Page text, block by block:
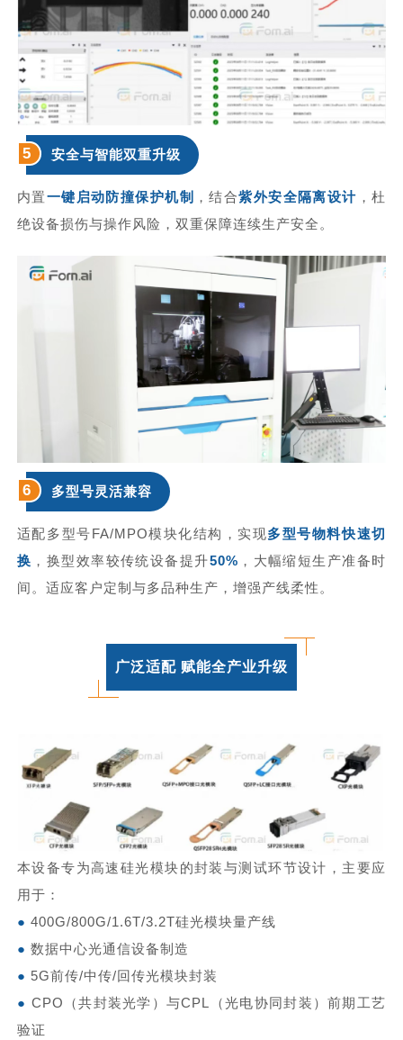
5 安全与智能双重升级
内置一键启动防撞保护机制 ，结合紫外安全隔离设计 ，杜
绝设备损伤与操作风险，双重保障连续生产安全。
6 多型号灵活兼容
适配多型号FA/MPO模块化结构，实现多型号物料快速切
换 ，换型效率较传统设备提升50% ，大幅缩短生产准备时
间。适应客户定制与多品种生产，增强产线柔性。
广泛适配 赋能全产业升级
本设备专为高速硅光模块的封装与测试环节设计，主要应
用于：
● 400G/800G/1.6T/3.2T硅光模块量产线
● 数据中心光通信设备制造
● 5G前传/中传/回传光模块封装
● CPO（共封装光学）与CPL
（光电协同封装）前期工艺
验证